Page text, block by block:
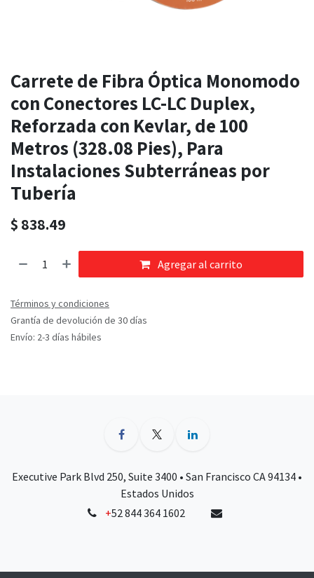
Carrete de Fibra Óptica Monomodo
con Conectores LC-LC Duplex,
Reforzada con Kevlar, de 100
Metros (328.08 Pies), Para
Instalaciones Subterráneas por
Tubería
$ 838.49
Agregar al carrito
Términos y condiciones
Grantía de devolución de 30 días
Envío: 2-3 días hábiles
Executive Park Blvd 250, Suite 3400 • San Francisco CA 94134 •
Estados Unidos
+52 844 364 1602